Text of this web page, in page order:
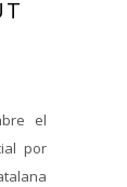
el
por